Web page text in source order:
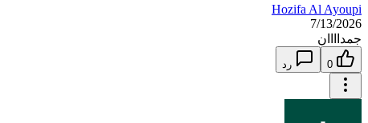
Hozifa Al Ayoupi
7/13/2026
جمداااان
0 رد